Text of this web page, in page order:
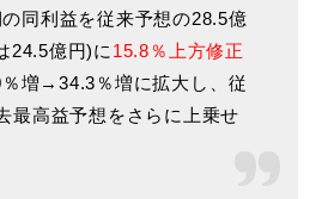
同利益を従来予想の28.5億
24.5億円)に 15.8％上方修正
％増→34.3％増に拡大し、従
最高益予想をさらに上乗せ